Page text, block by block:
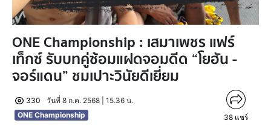
ONE Championship : เสมาเพชร แฟร์
เท็กซ์ รับบทคู่ซ้อมแฝดจอมดีด “โยฮัน -
จอร์แดน” ชมเปาะวินัยดีเยี่ยม
330
วันที่ 8 ก.ค. 2568 | 15.36 น.
ONE Championship
38 แชร์